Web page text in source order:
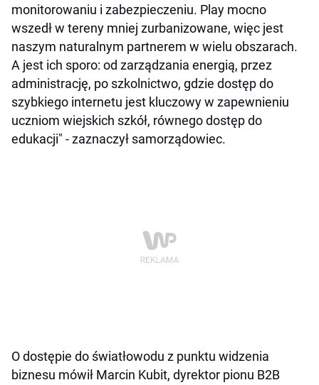
monitorowaniu i zabezpieczeniu. Play mocno
wszedł w tereny mniej zurbanizowane, więc jest
naszym naturalnym partnerem w wielu obszarach.
A jest ich sporo: od zarządzania energią, przez
administrację, po szkolnictwo, gdzie dostęp do
szybkiego internetu jest kluczowy w zapewnieniu
uczniom wiejskich szkół, równego dostęp do
edukacji" - zaznaczył samorządowiec.
O dostępie do światłowodu z punktu widzenia
biznesu mówił Marcin Kubit, dyrektor pionu B2B